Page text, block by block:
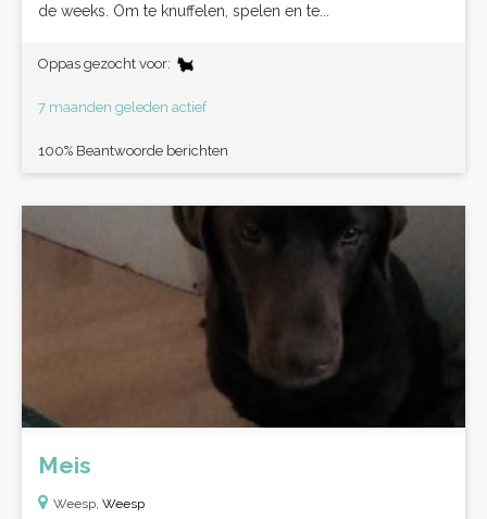
de weeks. Om te knuffelen, spelen en te...
Oppas gezocht voor:
7 maanden geleden actief
100% Beantwoorde berichten
Meis
Weesp, Weesp